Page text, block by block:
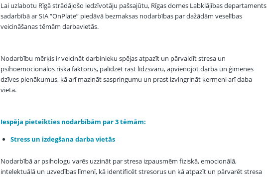
Lai uzlabotu Rīgā strādājošo iedzīvotāju pašsajūtu, Rīgas domes Labklājības departaments
sadarbībā ar SIA “OnPlate” piedāvā bezmaksas nodarbības par dažādām veselības
veicināšanas tēmām darbavietās.
Nodarbību mērķis ir veicināt darbinieku spējas atpazīt un pārvaldīt stresa un
psihoemocionālos riska faktorus, palīdzēt rast līdzsvaru, apvienojot darba un ģimenes
dzīves pienākumus, kā arī mazināt saspringumu un prast izvingrināt ķermeni arī daba
vietā.
Iespēja pieteikties nodarbībām par 3 tēmām:
Stress un izdegšana darba vietās
Nodarbībā ar psihologu varēs uzzināt par stresa izpausmēm fiziskā, emocionālā,
intelektuālā un uzvedības līmenī, kā identificēt stresorus un kā atpazīt un pārvarēt stresa